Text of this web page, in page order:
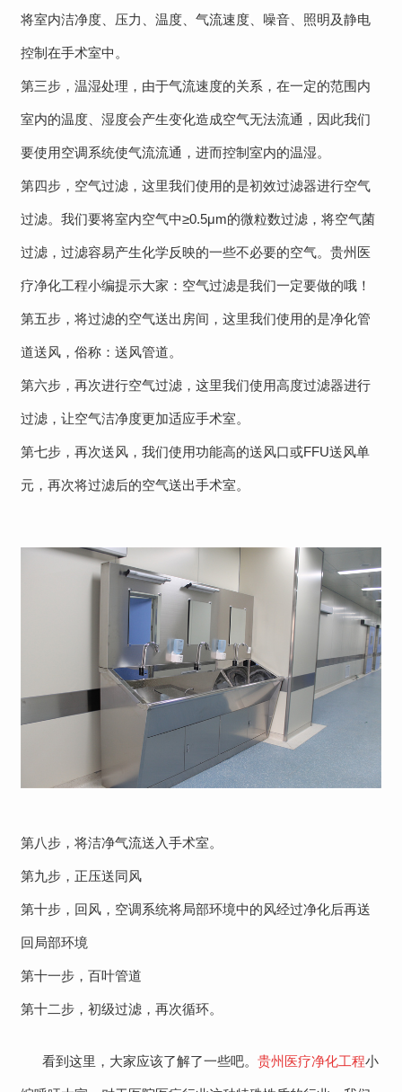
将室内洁净度、压力、温度、气流速度、噪音、照明及静电
控制在手术室中。
第三步，温湿处理，由于气流速度的关系，在一定的范围内
室内的温度、湿度会产生变化造成空气无法流通，因此我们
要使用空调系统使气流流通，进而控制室内的温湿。
第四步，空气过滤，这里我们使用的是初效过滤器进行空气
过滤。我们要将室内空气中≥0.5μm的微粒数过滤，将空气菌
过滤，过滤容易产生化学反映的一些不必要的空气。贵州医
疗净化工程小编提示大家：空气过滤是我们一定要做的哦！
第五步，将过滤的空气送出房间，这里我们使用的是净化管
道送风，俗称：送风管道。
第六步，再次进行空气过滤，这里我们使用高度过滤器进行
过滤，让空气洁净度更加适应手术室。
第七步，再次送风，我们使用功能高的送风口或FFU送风单
元，再次将过滤后的空气送出手术室。
第八步，将洁净气流送入手术室。
第九步，正压送同风
第十步，回风，空调系统将局部环境中的风经过净化后再送
回局部环境
第十一步，百叶管道
第十二步，初级过滤，再次循环。
看到这里，大家应该了解了一些吧。贵州医疗净化工程小